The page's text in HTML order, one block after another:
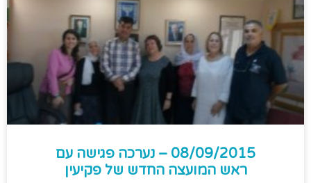
08/09/2015 – נערכה פגישה עם
ראש המועצה החדש של פקיעין